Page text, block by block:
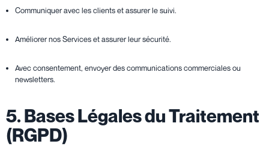
Communiquer avec les clients et assurer le suivi.
Améliorer nos Services et assurer leur sécurité.
Avec consentement, envoyer des communications commerciales ou
newsletters.
5. Bases Légales du Traitement
(RGPD)